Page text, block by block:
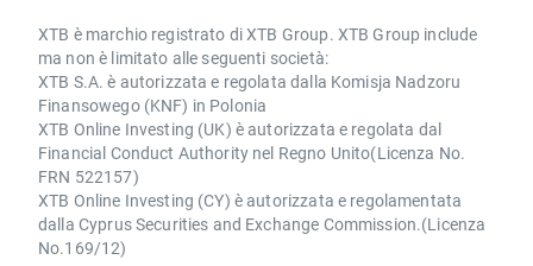
XTB è marchio registrato di XTB Group. XTB Group include
ma non è limitato alle seguenti società:
XTB S.A. è autorizzata e regolata dalla Komisja Nadzoru
Finansowego (KNF) in Polonia
XTB Online Investing (UK) è autorizzata e regolata dal
Financial Conduct Authority nel Regno Unito(Licenza No.
FRN 522157)
XTB Online Investing (CY) è autorizzata e regolamentata
dalla Cyprus Securities and Exchange Commission.(Licenza
No.169/12)